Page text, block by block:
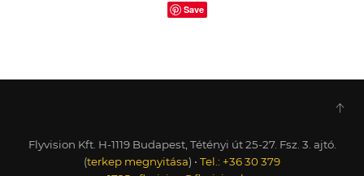
Save
Flyvision Kft. H-1119 Budapest, Tétényi út 25-27. Fsz. 3. ajtó.
(terkep megnyitása) • Tel.: +36 30 379